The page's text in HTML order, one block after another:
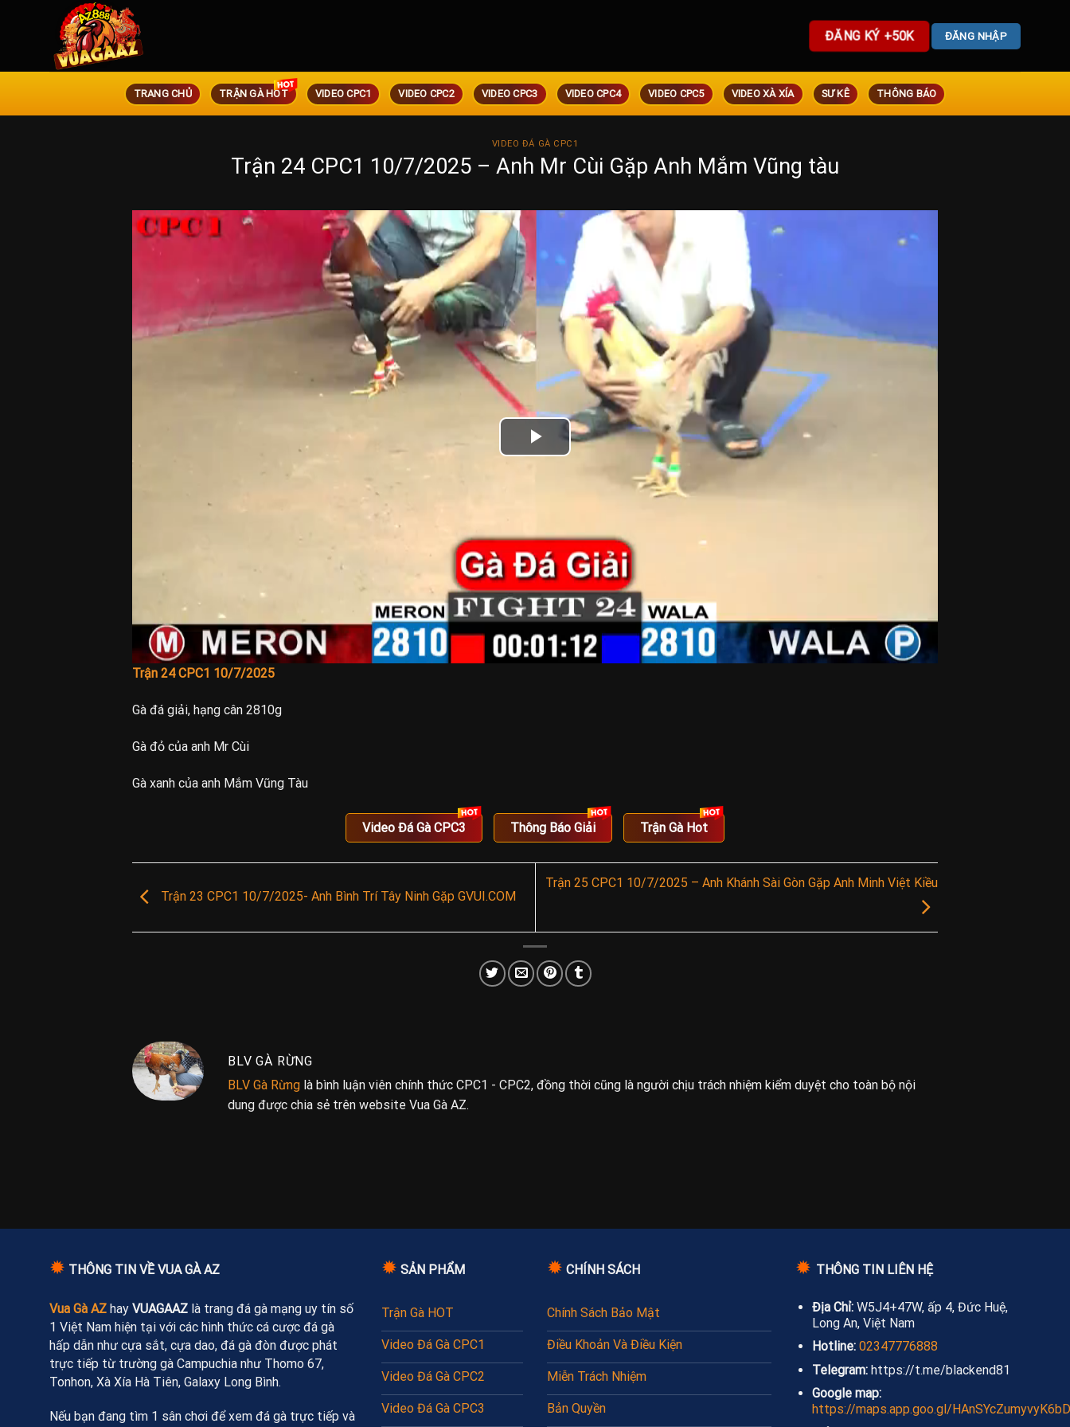
ĐĂNG KÝ +50K ĐĂNG NHẬP
TRANG CHỦ TRẬN GÀ HOT VIDEO CPC1 VIDEO CPC2 VIDEO CPC3 VIDEO CPC4 VIDEO CPC5 VIDEO XÀ XÍA SƯ KÊ THÔNG BÁO
VIDEO ĐÁ GÀ CPC1
Trận 24 CPC1 10/7/2025 – Anh Mr Cùi Gặp Anh Mắm Vũng tàu
Trận 24 CPC1 10/7/2025
Gà đá giải, hạng cân 2810g
Gà đỏ của anh Mr Cùi
Gà xanh của anh Mắm Vũng Tàu
Video Đá Gà CPC3 Thông Báo Giải Trận Gà Hot
Trận 23 CPC1 10/7/2025- Anh Bình Trí Tây Ninh Gặp GVUI.COM
Trận 25 CPC1 10/7/2025 – Anh Khánh Sài Gòn Gặp Anh Minh Việt Kiều
BLV GÀ RỪNG
BLV Gà Rừng là bình luận viên chính thức CPC1 - CPC2, đồng thời cũng là người chịu trách nhiệm kiểm duyệt cho toàn bộ nội
dung được chia sẻ trên website Vua Gà AZ.
✹ THÔNG TIN VỀ VUA GÀ AZ
Vua Gà AZ hay VUAGAAZ là trang đá gà mạng uy tín số
1 Việt Nam hiện tại với các hình thức cá cược đá gà
hấp dẫn như cựa sắt, cựa dao, đá gà đòn được phát
trực tiếp từ trường gà Campuchia như Thomo 67,
Tonhon, Xà Xía Hà Tiên, Galaxy Long Bình.
Nếu bạn đang tìm 1 sân chơi để xem đá gà trực tiếp và
✹ SẢN PHẨM
Trận Gà HOT
Video Đá Gà CPC1
Video Đá Gà CPC2
Video Đá Gà CPC3
✹ CHÍNH SÁCH
Chính Sách Bảo Mật
Điều Khoản Và Điều Kiện
Miễn Trách Nhiệm
Bản Quyền
✹ THÔNG TIN LIÊN HỆ
Địa Chỉ: W5J4+47W, ấp 4, Đức Huệ,
Long An, Việt Nam
Hotline: 02347776888
Telegram: https://t.me/blackend81
Google map:
https://maps.app.goo.gl/